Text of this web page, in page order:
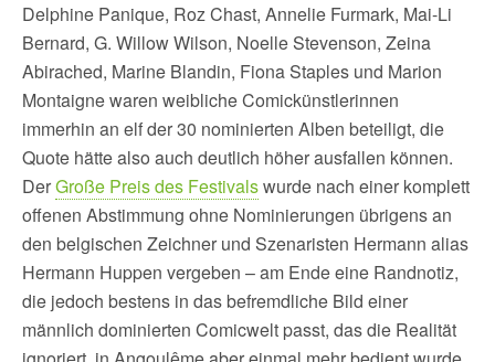
Delphine Panique, Roz Chast, Annelie Furmark, Mai-Li
Bernard, G. Willow Wilson, Noelle Stevenson, Zeina
Abirached, Marine Blandin, Fiona Staples und Marion
Montaigne waren weibliche Comickünstlerinnen
immerhin an elf der 30 nominierten Alben beteiligt, die
Quote hätte also auch deutlich höher ausfallen können.
DerGroße Preis des Festivalswurde nach einer komplett
offenen Abstimmung ohne Nominierungen übrigens an
den belgischen Zeichner und Szenaristen Hermann alias
Hermann Huppen vergeben – am Ende eine Randnotiz,
die jedoch bestens in das befremdliche Bild einer
männlich dominierten Comicwelt passt, das die Realität